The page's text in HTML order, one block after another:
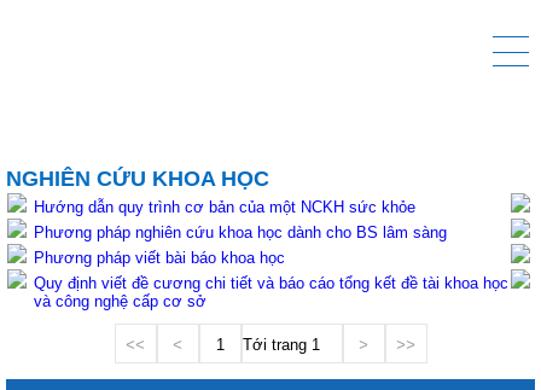
NGHIÊN CỨU KHOA HỌC
Hướng dẫn quy trình cơ bản của một NCKH sức khỏe
Phương pháp nghiên cứu khoa học dành cho BS lâm sàng
Phương pháp viết bài báo khoa học
Quy định viết đề cương chi tiết và báo cáo tổng kết đề tài khoa học
và công nghệ cấp cơ sở
<< < 1 Tới trang > >>